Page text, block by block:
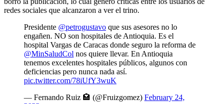
redes sociales que alcanzaron a ver el trino.
Presidente @petrogustavo que sus asesores no lo
engañen. NO son hospitales de Antioquia. Es el
hospital Vargas de Caracas donde seguro la reforma de
@MinSaludCol nos quiere llevar. En Antioquia
tenemos excelentes hospitales públicos, algunos con
deficiencias pero nunca nada así.
pic.twitter.com/78iUfY3wuK
— Fernando Ruiz 🏩 (@Fruizgomez) February 24,